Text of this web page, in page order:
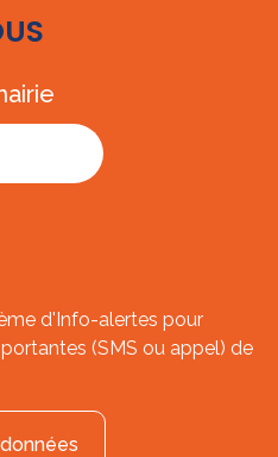
d'Info-alertes pour
(SMS ou appel) de